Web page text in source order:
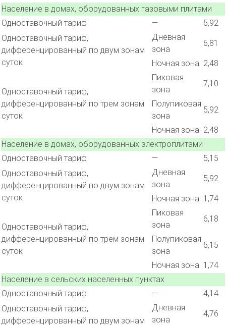
Население в домах, оборудованных газовыми плитами
Одноставочный тариф
—
5,92
Одноставочный тариф,
дифференцированный по двум зонам
суток
Дневная
зона
6,81
Ночная зона 2,48
Одноставочный тариф,
дифференцированный по трем зонам
суток
Пиковая
зона
7,10
Полупиковая
зона
5,92
Ночная зона 2,48
Население в домах, оборудованных электроплитами
Одноставочный тариф
—
5,15
Одноставочный тариф,
дифференцированный по двум зонам
суток
Дневная
зона
5,92
Ночная зона 1,74
Одноставочный тариф,
дифференцированный по трем зонам
суток
Пиковая
зона
6,18
Полупиковая
зона
5,15
Ночная зона 1,74
Население в сельских населенных пунктах
Одноставочный тариф
—
4,14
Одноставочный тариф,
дифференцированный по двум зонам
Дневная
зона
4,76